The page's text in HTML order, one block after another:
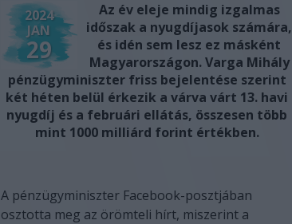
2024
JAN
29
Az év eleje mindig izgalmas
időszak a nyugdíjasok számára,
és idén sem lesz ez másként
Magyarországon. Varga Mihály
pénzügyminiszter friss bejelentése szerint
két héten belül érkezik a várva várt 13. havi
nyugdíj és a februári ellátás, összesen több
mint 1000 milliárd forint értékben.
A pénzügyminiszter Facebook-posztjában
osztotta meg az örömteli hírt, miszerint a